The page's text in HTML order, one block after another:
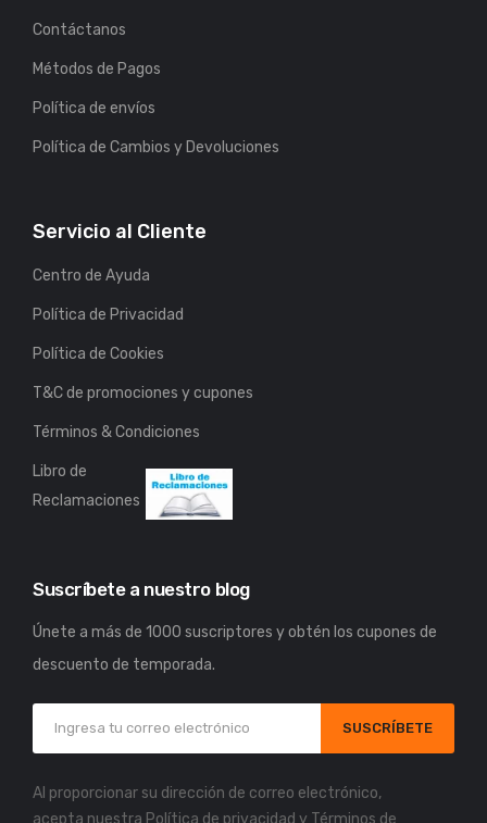
Contáctanos
Métodos de Pagos
Política de envíos
Política de Cambios y Devoluciones
Servicio al Cliente
Centro de Ayuda
Política de Privacidad
Política de Cookies
T&C de promociones y cupones
Términos & Condiciones
Libro de
Reclamaciones
Suscríbete a nuestro blog
Únete a más de 1000 suscriptores y obtén los cupones de
descuento de temporada.
SUSCRÍBETE
Al proporcionar su dirección de correo electrónico,
acepta nuestra Política de privacidad y Términos de